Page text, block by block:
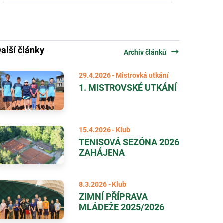
články Archiv článků arrow_right_alt
29.4.2026 - Mistrovká utkání
1. MISTROVSKÉ UTKÁNÍ
15.4.2026 - Klub
TENISOVÁ SEZÓNA 2026
ZAHÁJENA
8.3.2026 - Klub
ZIMNÍ PŘÍPRAVA
MLÁDEŽE 2025/2026